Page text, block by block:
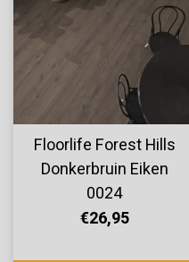
Floorlife Forest Hills
Donkerbruin Eiken
0024
€26,95